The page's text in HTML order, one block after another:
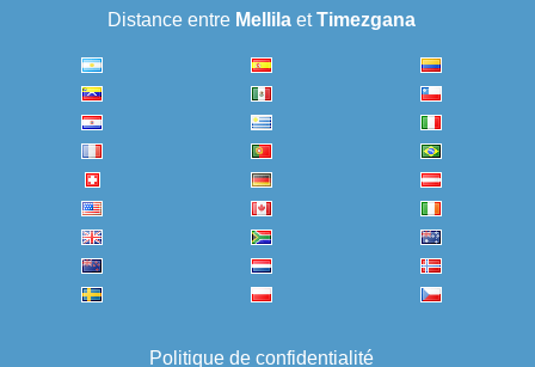
Distance entre Mellila etTimezgana
Politique de confidentialité